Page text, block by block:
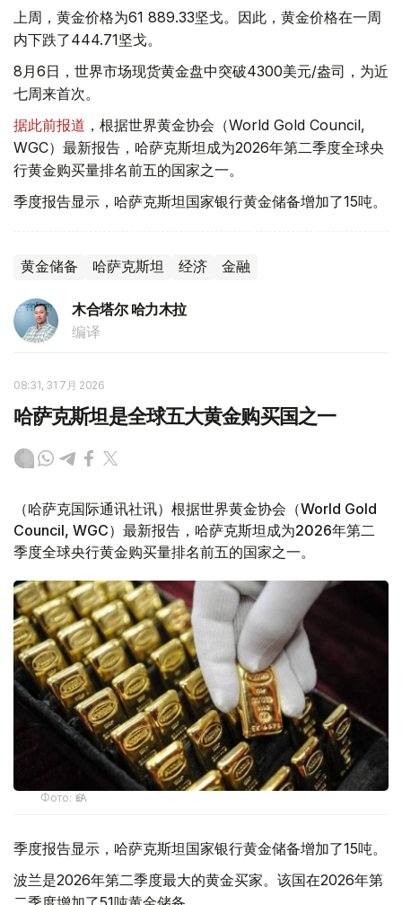
上周，黄金价格为61 889.33坚戈。因此，黄金价格在一周
内下跌了444.71坚戈。
8月6日，世界市场现货黄金盘中突破4300美元/盎司，为近
七周来首次。
据此前报道 ，根据世界黄金协会（World Gold Council,
WGC）最新报告，哈萨克斯坦成为2026年第二季度全球央
行黄金购买量排名前五的国家之一。
季度报告显示，哈萨克斯坦国家银行黄金储备增加了15吨。
黄金储备 哈萨克斯坦 经济 金融
木合塔尔 哈力木拉
编译
08:31, 31 7月 2026
哈萨克斯坦是全球五大黄金购买国之一
（哈萨克国际通讯社讯）根据世界黄金协会（World Gold
Council, WGC）最新报告，哈萨克斯坦成为2026年第二
季度全球央行黄金购买量排名前五的国家之一。
Фото: ӨзА
季度报告显示，哈萨克斯坦国家银行黄金储备增加了15吨。
波兰是2026年第二季度最大的黄金买家。该国在2026年第